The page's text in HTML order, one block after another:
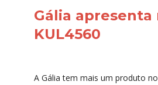
Gália
KUL4560
A Gália tem mais um produto